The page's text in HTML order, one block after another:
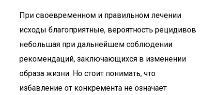
При своевременном и правильном лечении
исходы благоприятные, вероятность рецидивов
небольшая при дальнейшем соблюдении
рекомендаций, заключающихся в изменении
образа жизни. Но стоит понимать, что
избавление от конкремента не означает